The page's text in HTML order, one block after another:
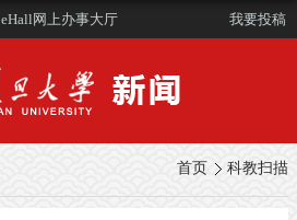
eHall网上办事大厅 我要投稿
首页 科教扫描